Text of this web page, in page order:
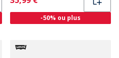
-50% ou plus